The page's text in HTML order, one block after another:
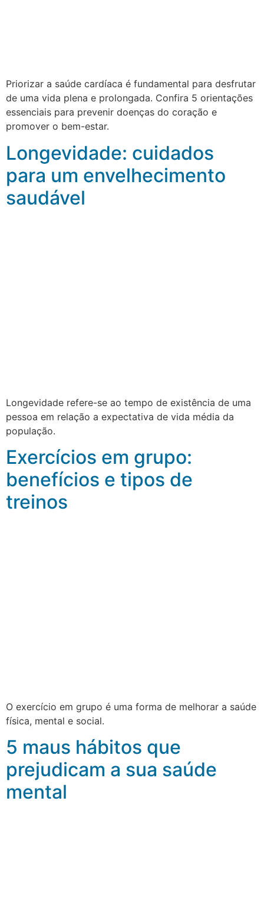
Priorizar a saúde cardíaca é fundamental para desfrutar
de uma vida plena e prolongada. Confira 5 orientações
essenciais para prevenir doenças do coração e
promover o bem-estar.
Longevidade: cuidados
para um envelhecimento
saudável
Longevidade refere-se ao tempo de existência de uma
pessoa em relação a expectativa de vida média da
população.
Exercícios em grupo:
benefícios e tipos de
treinos
O exercício em grupo é uma forma de melhorar a saúde
física, mental e social.
5 maus hábitos que
prejudicam a sua saúde
mental